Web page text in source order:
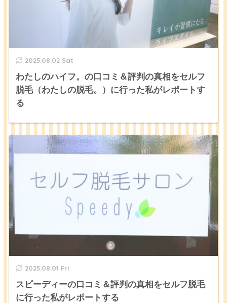
2025.08.02 Sat
わたしのハイフ。の口コミ＆評判の真相をセルフ
脱毛（わたしの脱毛。）に行った私がレポートす
る
2025.08.01 Fri
スピーディーの口コミ＆評判の真相をセルフ脱毛
に行った私がレポートする